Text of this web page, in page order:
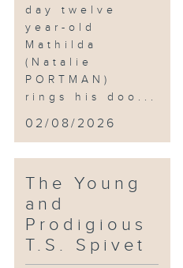
day twelve
year-old
Mathilda
(Natalie
PORTMAN)
rings his doo...
02/08/2026
The Young
and
Prodigious
T.S. Spivet